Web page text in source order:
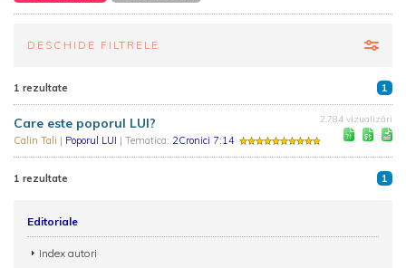
DESCHIDE FILTRELE
1 rezultate 1
Care este poporul LUI?
Calin Tali | Poporul LUI | Tematica: 2Cronici 7:14
2.784 vizualizări
1 rezultate 1
Editoriale
Index autori